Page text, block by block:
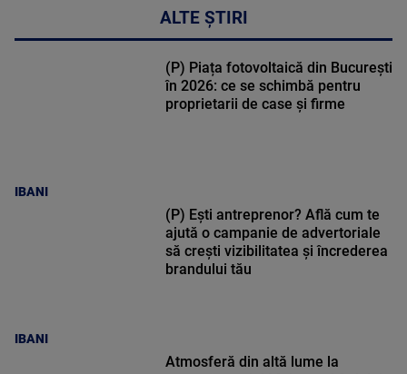
ALTE ȘTIRI
IBANI
(P) Piața fotovoltaică din București
în 2026: ce se schimbă pentru
proprietarii de case și firme
IBANI
(P) Ești antreprenor? Află cum te
ajută o campanie de advertoriale
să crești vizibilitatea și încrederea
brandului tău
Atmosferă din altă lume la